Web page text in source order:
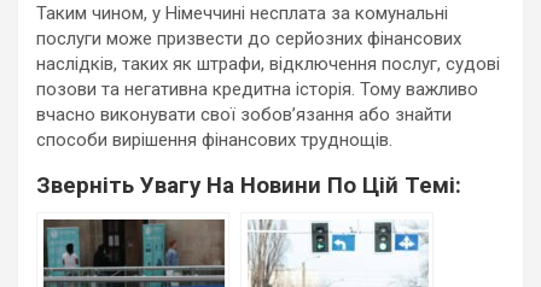
Таким чином, у Німеччині несплата за комунальні
послуги може призвести до серйозних фінансових
наслідків, таких як штрафи, відключення послуг, судові
позови та негативна кредитна історія. Тому важливо
вчасно виконувати свої зобов’язання або знайти
способи вирішення фінансових труднощів.
Зверніть Увагу На Новини По Цій Темі: